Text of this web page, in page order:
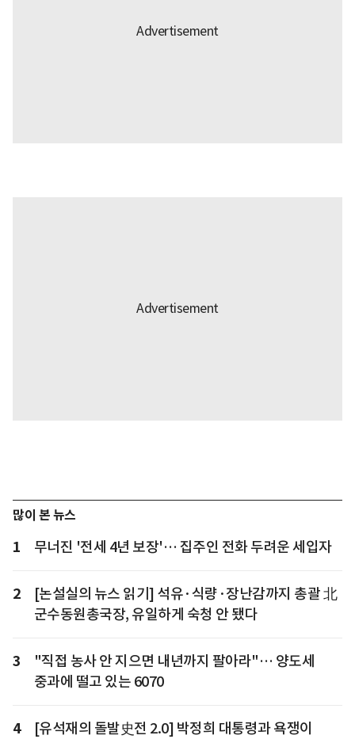
많이 본 뉴스
1 무너진 '전세 4년 보장'… 집주인 전화 두려운 세입자
2
[논설실의 뉴스 읽기] 석유·식량·장난감까지 총괄 北
군수동원총국장, 유일하게 숙청 안 됐다
3
"직접 농사 안 지으면 내년까지 팔아라"… 양도세
중과에 떨고 있는 6070
4
[유석재의 돌발史전 2.0] 박정희 대통령과 욕쟁이